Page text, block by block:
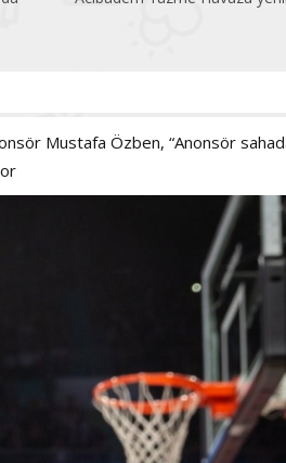
Mustafa Özben, “Anonsör